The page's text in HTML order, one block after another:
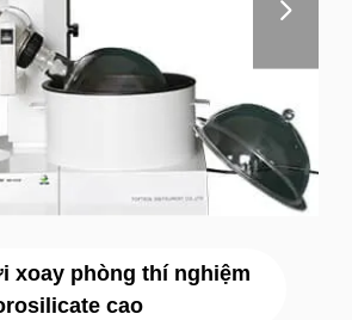
xoay phòng thí nghiệm
cao